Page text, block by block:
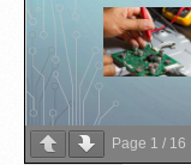
Page 1 / 16